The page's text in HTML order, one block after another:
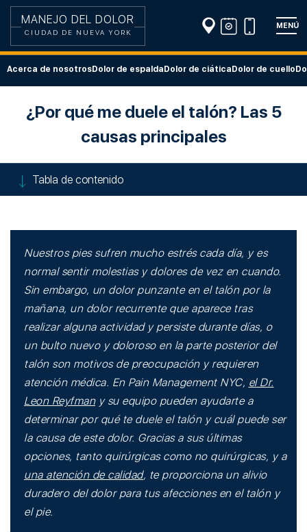
MANEJO DEL DOLOR
CIUDAD DE NUEVA YORK
Acerca de nosotrosDolor de espalda Dolor de ciática Dolor de cuello
MENÚ
¿Por qué me duele el talón? Las 5
causas principales
Tabla de contenido
Nuestros pies sufren mucho estrés cada día, y es
normal sentir molestias y dolores de vez en cuando.
Sin embargo, un dolor punzante en el talón por la
mañana, un dolor recurrente que aparece tras
realizar alguna actividad y persiste durante días, o
un bulto nuevo y doloroso en la parte posterior del
talón son motivos de preocupación y requieren
atención médica. En Pain Management NYC, el Dr.
Leon Reyfmany su equipo pueden ayudarte a
determinar por qué te duele el talón y cuál puede ser
la causa de este dolor. Gracias a sus últimas
opciones, tanto quirúrgicas como no quirúrgicas, y a
una atención de calidad, te proporciona un alivio
duradero del dolor para tus afecciones en el talón y
el pie.